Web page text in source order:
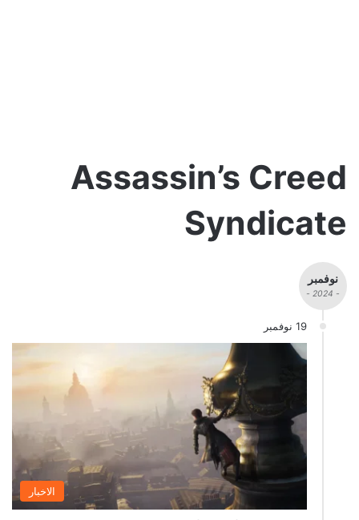
Assassin’s Creed
Syndicate
نوفمبر
- 2024 -
19 نوفمبر
الاخبار